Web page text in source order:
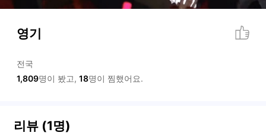
영기
전국
1,809명이 봤고, 18명이 찜했어요.
리뷰 (1명)